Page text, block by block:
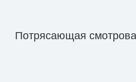
Потрясающая